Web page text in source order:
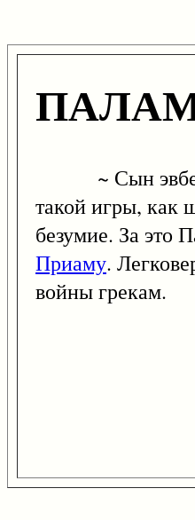
~ Сын
такой игры, как
безумие. За это
Приаму.
войны грекам.